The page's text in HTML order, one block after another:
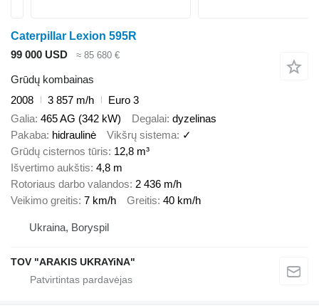
Caterpillar Lexion 595R
99 000 USD
≈ 85 680 €
Grūdų kombainas
2008
3 857 m/h
Euro 3
Galia 465 AG (342 kW) Degalai dyzelinas
Pakaba hidraulinė Vikšrų sistema ✓
Grūdų cisternos tūris 12,8 m³
Išvertimo aukštis 4,8 m
Rotoriaus darbo valandos 2 436 m/h
Veikimo greitis 7 km/h Greitis 40 km/h
Ukraina, Boryspil
TOV "ARAKIS UKRAYiNA"